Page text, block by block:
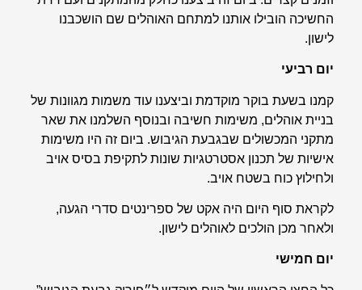
החשיכה הובילו אותנו למתחם האוהלים שם הושכבנו
לישון.
יום רביעי
קמנו בשעת בוקר מוקדמת וביצענו עוד משמות מגוונות של
בניית אוהלים, משימות חשיבה ובנוסף השלמנו את שאר
מתקני המכשולים שבגבעת הגיבוש. ביום זה היו משימות
אישיות של תכנון אסטרטגיות שונות לתקיפת בסיס אויב
ולחילוץ כוח בשטח אויב.
לקראת סוף היום היה אקט של ספרינטים סדרי הגעה,
ולאחר מכן הולכים לאוהלים לישון.
יום חמישי